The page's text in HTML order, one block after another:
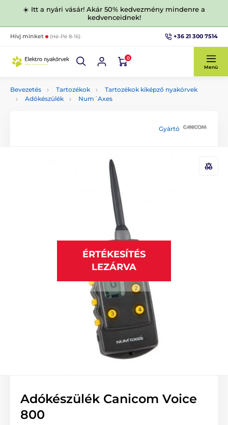
☀️ Itt a nyári vásár! Akár 50% kedvezmény mindenre a
kedvenceidnek!
Hívj minket (Hé-Pé 8-16) +36 21 300 7514
0
Menü
Bevezetés Tartozékok
Tartozékok kiképző nyakörvek
Adókészülék
Num´Axes
Gyártó
ÉRTÉKESÍTÉS
LEZÁRVA
Adókészülék Canicom Voice
800